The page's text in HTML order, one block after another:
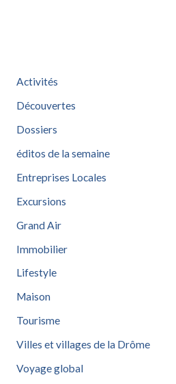
Activités
Découvertes
Dossiers
éditos de la semaine
Entreprises Locales
Excursions
Grand Air
Immobilier
Lifestyle
Maison
Tourisme
Villes et villages de la Drôme
Voyage global